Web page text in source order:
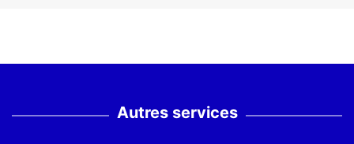
Autres services